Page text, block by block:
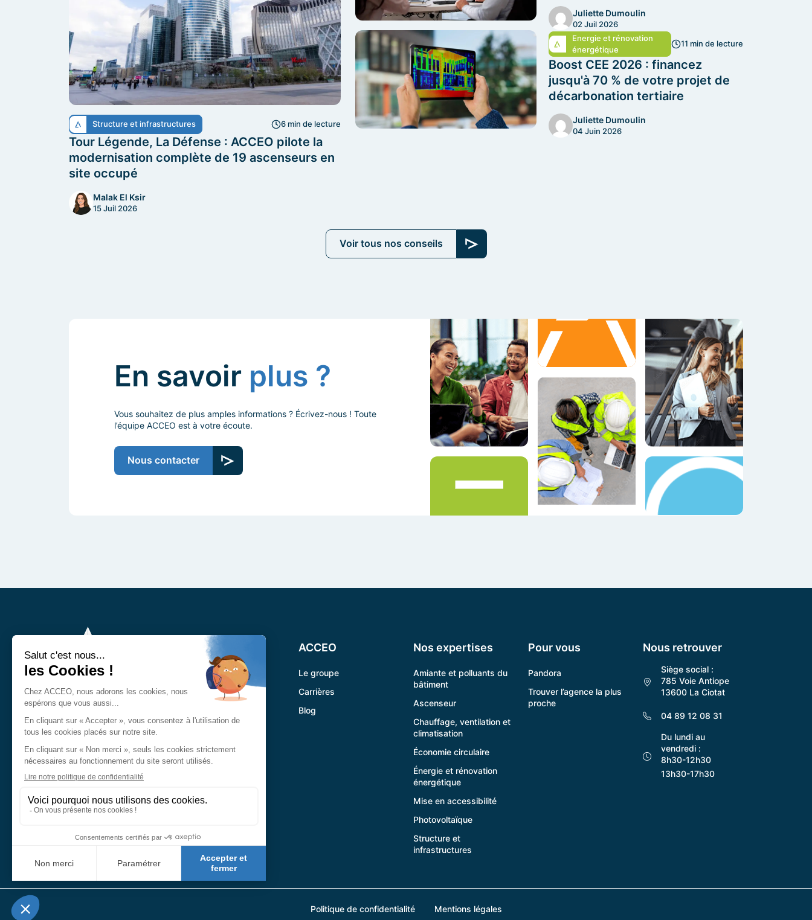
Structure et infrastructures 6 min de lecture
Tour Légende, La Défense : ACCEO pilote la
modernisation complète de 19 ascenseurs en
site occupé
Malak El Ksir
15 Juil 2026
Juliette Dumoulin
02 Juil 2026
Energie et rénovation
énergétique
11 min de lecture
Boost CEE 2026 : financez
jusqu'à 70 % de votre projet de
décarbonation tertiaire
Juliette Dumoulin
04 Juin 2026
Voir tous nos conseils
En savoir plus ?
Vous souhaitez de plus amples informations ? Écrivez-nous ! Toute
l’équipe ACCEO est à votre écoute.
Nous contacter
Demander un devis
Nos agences
ACCEO
Le groupe
Carrières
Blog
Nos expertises
Amiante et polluants du
bâtiment
Ascenseur
Chauffage, ventilation et
climatisation
Économie circulaire
Énergie et rénovation
énergétique
Mise en accessibilité
Photovoltaïque
Structure et
infrastructures
Pour vous
Pandora
Trouver l’agence la plus
proche
Nous retrouver
Siège social :
785 Voie Antiope
13600 La Ciotat
04 89 12 08 31
Du lundi au
vendredi :
8h30-12h30
13h30-17h30
Politique de confidentialité Mentions légales